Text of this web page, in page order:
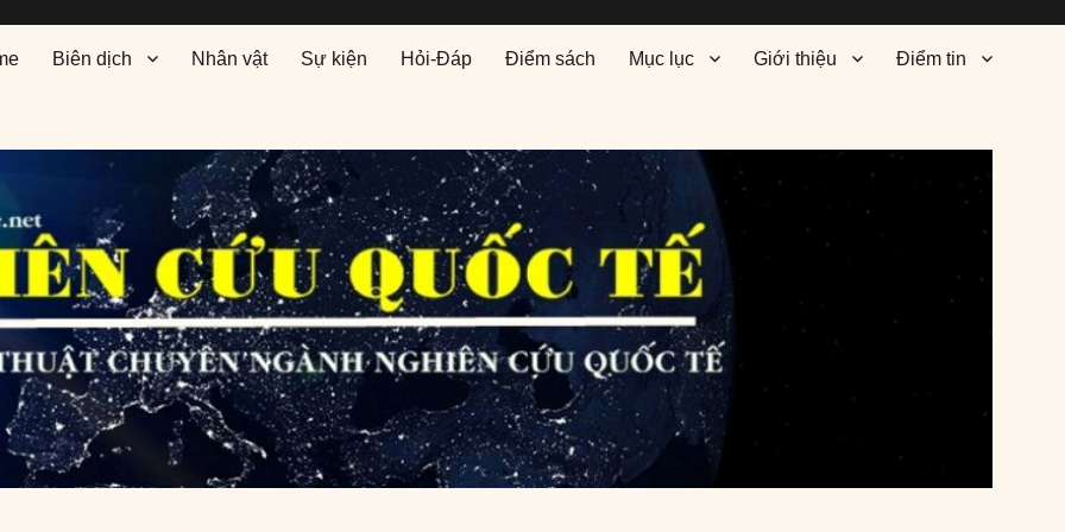
Biên dịch Nhân vật Sự kiện Hỏi-Đáp Điểm sách Mục lục Giới thiệu Điểm tin